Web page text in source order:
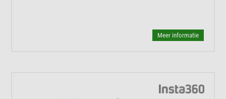
Meer informatie